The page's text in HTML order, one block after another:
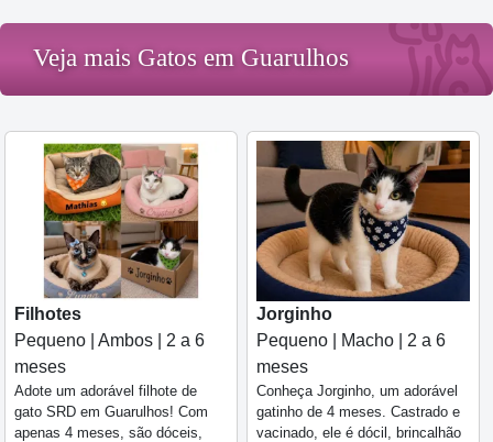
Veja mais Gatos em Guarulhos
Filhotes
Pequeno | Ambos | 2 a 6
meses
Adote um adorável filhote de
gato SRD em Guarulhos! Com
apenas 4 meses, são dóceis,
Jorginho
Pequeno | Macho | 2 a 6
meses
Conheça Jorginho, um adorável
gatinho de 4 meses. Castrado e
vacinado, ele é dócil, brincalhão